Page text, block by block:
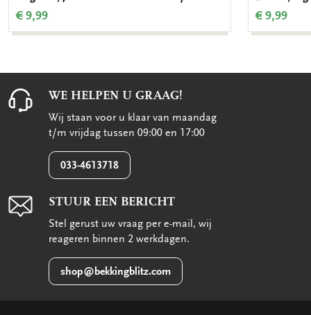
€ 9,99 € 9,99
WE HELPEN U GRAAG!
Wij staan voor u klaar van maandag
t/m vrijdag tussen 09:00 en 17:00
033-4613718
STUUR EEN BERICHT
Stel gerust uw vraag per e-mail, wij
reageren binnen 2 werkdagen.
shop@bekkingblitz.com